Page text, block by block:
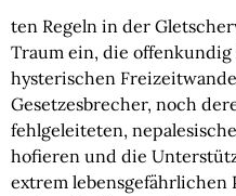
ten Regeln in der
Traum ein, die
hysterischen
Gesetzesbrecher, noch
fehlgeleiteten,
hofieren und die
extrem lebensgefährlichen